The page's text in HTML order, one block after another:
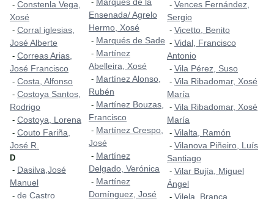
- Constenla Vega,
Xosé
- Corral iglesias,
José Alberte
- Correas Arias,
José Francisco
- Costa, Alfonso
- Costoya Santos,
Rodrigo
- Costoya, Lorena
- Couto Fariña,
José R.
D
- Dasilva,José
Manuel
- de Castro
- Marques de la
Ensenada/ Agrelo
Hermo, Xosé
- Marqués de Sade
- Martínez
Abelleira, Xosé
- Martínez Alonso,
Rubén
- Martínez Bouzas,
Francisco
- Martínez Crespo,
José
- Martínez
Delgado, Verónica
- Martínez
Domínguez, José
- Vences Fernández,
Sergio
- Vicetto, Benito
- Vidal, Francisco
Antonio
- Vila Pérez, Suso
- Vila Ribadomar, Xosé
María
- Vila Ribadomar, Xosé
María
- Vilalta, Ramón
- Vilanova Piñeiro, Luís
Santiago
- Vilar Bujía, Miguel
Ángel
- Vilela, Branca